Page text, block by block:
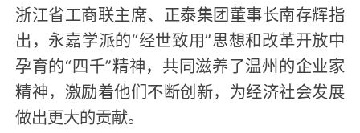
浙江省工商联主席、正泰集团董事长南存辉指
出，永嘉学派的“经世致用”思想和改革开放中
孕育的“四千”精神，共同滋养了温州的企业家
精神，激励着他们不断创新，为经济社会发展
做出更大的贡献。